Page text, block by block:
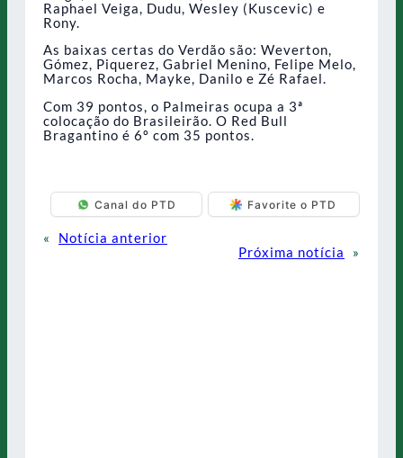
Raphael Veiga, Dudu, Wesley (Kuscevic) e
Rony.
As baixas certas do Verdão são: Weverton,
Gómez, Piquerez, Gabriel Menino, Felipe Melo,
Marcos Rocha, Mayke, Danilo e Zé Rafael.
Com 39 pontos, o Palmeiras ocupa a 3ª
colocação do Brasileirão. O Red Bull
Bragantino é 6º com 35 pontos.
Canal do PTD Favorite o PTD
«
Notícia anterior
Próxima notícia
»